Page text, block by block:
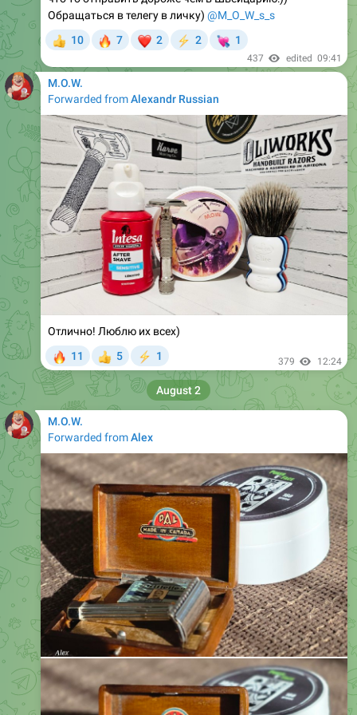
Обращаться в телегу в личку) @M_O_W_s_s
10 7
❤
2
⚡
2
💘
1
437 edited 09:41
M.O.W.
Forwarded fromAlexandr Russian
Отлично! Люблю их всех)
11 5
⚡1 379 12:24
M.O.W.
Forwarded fromАlex
August 2